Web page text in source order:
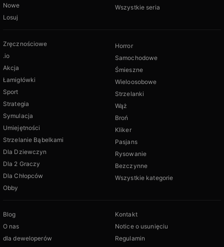
Nowe
Losuj
Wszystkie seria
Zręcznościowe
.io
Akcja
Łamigłówki
Sport
Strategia
Symulacja
Umiejętności
Strzelanie Bąbelkami
Dla Dziewczyn
Dla 2 Graczy
Dla Chłopców
Obby
Horror
Samochodowe
Śmieszne
Wieloosobowe
Strzelanki
Wąż
Broń
Kliker
Pasjans
Rysowanie
Bezczynne
Wszystkie kategorie
Blog
O nas
dla deweloperów
Kontakt
Notice o usunięciu
Regulamin